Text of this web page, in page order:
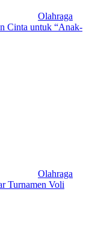
Olahraga
Cinta untuk “Anak-
Olahraga
Turnamen Voli